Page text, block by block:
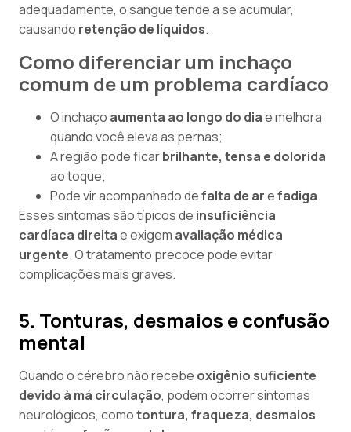
adequadamente, o sangue tende a se acumular,
causando retenção de líquidos.
Como diferenciar um inchaço
comum de um problema cardíaco
O inchaço aumenta ao longo do diae melhora
quando você eleva as pernas;
A região pode ficarbrilhante, tensa e dolorida
ao toque;
Pode vir acompanhado defalta de arefadiga.
Esses sintomas são típicos de insuficiência
cardíaca direitae exigem avaliação médica
urgente. O tratamento precoce pode evitar
complicações mais graves.
5. Tonturas, desmaios e confusão
mental
Quando o cérebro não recebe oxigênio suficiente
devido à má circulação, podem ocorrer sintomas
neurológicos, comotontura, fraqueza, desmaios